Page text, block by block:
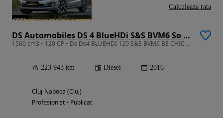
DS Automobiles DS 4 BlueHDi S&S BVM6 So Chic
1560 cm3 • 120 CP • Ds Ds4 BLUEHDI 120 S&S BVM6 BE CHIC 88 KW (120 CP)
223 943 km Diesel 2016
Cluj-Napoca (Cluj)
Profesionist • Publicat
Calculeaza rata